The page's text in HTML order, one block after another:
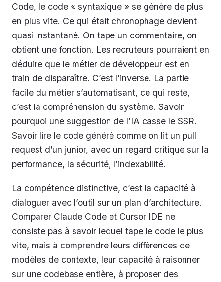
Code, le code « syntaxique » se génère de plus
en plus vite. Ce qui était chronophage devient
quasi instantané. On tape un commentaire, on
obtient une fonction. Les recruteurs pourraient en
déduire que le métier de développeur est en
train de disparaître. C’est l’inverse. La partie
facile du métier s’automatisant, ce qui reste,
c’est la compréhension du système. Savoir
pourquoi une suggestion de l’IA casse le SSR.
Savoir lire le code généré comme on lit un pull
request d’un junior, avec un regard critique sur la
performance, la sécurité, l’indexabilité.
La compétence distinctive, c’est la capacité à
dialoguer avec l’outil sur un plan d’architecture.
Comparer Claude Code et Cursor IDE ne
consiste pas à savoir lequel tape le code le plus
vite, mais à comprendre leurs différences de
modèles de contexte, leur capacité à raisonner
sur une codebase entière, à proposer des